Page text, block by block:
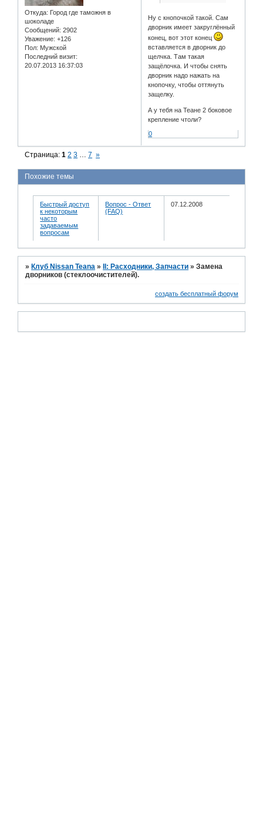
Откуда: Город где таможня в
шоколаде
Сообщений: 2902
Уважение: +126
Пол: Мужской
Последний визит:
20.07.2013 16:37:03
Ну с кнопочкой такой. Сам
дворник имеет закруглённый
конец, вот этот конец
вставляется в дворник до
щелчка. Там такая
защёлочка. И чтобы снять
дворник надо нажать на
кнопочку, чтобы оттянуть
защелку.
А у тебя на Теане 2 боковое
крепление чтоли?
0
Страница:1 2 3 7 »
Похожие темы
Быстрый доступ
к некоторым
часто
задаваемым
вопросам
Вопрос - Ответ
(FAQ)
07.12.2008
» Клуб Nissan Teana » II: Расходники, Запчасти »Замена
дворников (стеклоочистителей).
создать бесплатный форум